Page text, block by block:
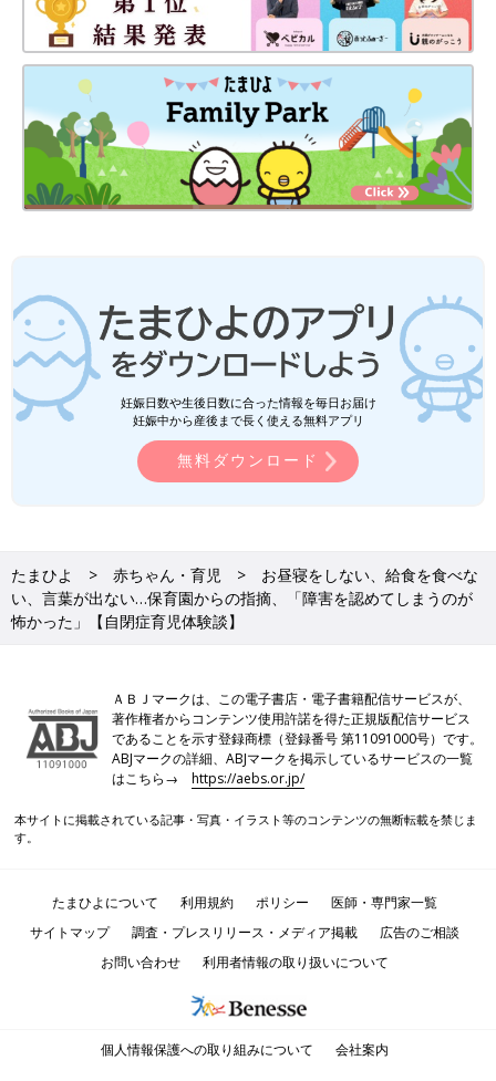
妊娠日数や生後日数に合った情報を毎日お届け
妊娠中から産後まで長く使える無料アプリ
無料ダウンロード
たまひよ 赤ちゃん・育児
お昼寝をしない、給食を食べな
い、言葉が出ない…保育園からの指摘、「障害を認めてしまうのが
怖かった」【自閉症育児体験談】
ＡＢＪマークは、この電子書店・電子書籍配信サービスが、
著作権者からコンテンツ使用許諾を得た正規版配信サービス
であることを示す登録商標（登録番号 第11091000号）です。
ABJマークの詳細、ABJマークを掲示しているサービスの一覧
はこちら→https://aebs.or.jp/
本サイトに掲載されている記事・写真・イラスト等のコンテンツの無断転載を禁じま
す。
たまひよについて 利用規約 ポリシー
医師・専門家一覧
サイトマップ
調査・プレスリリース・メディア掲載
広告のご相談
お問い合わせ
利用者情報の取り扱いについて
個人情報保護への取り組みについて 会社案内